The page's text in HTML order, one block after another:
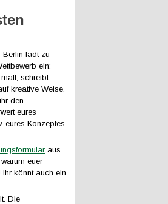
Berlin lädt zu
ein:
schreibt.
kreative Weise.
den
eures
eures Konzeptes
aus
euer
könnt auch ein
Die